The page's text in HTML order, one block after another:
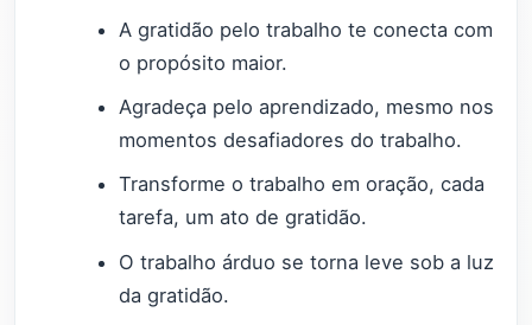
A gratidão pelo trabalho te conecta com
o propósito maior.
Agradeça pelo aprendizado, mesmo nos
momentos desafiadores do trabalho.
Transforme o trabalho em oração, cada
tarefa, um ato de gratidão.
O trabalho árduo se torna leve sob a luz
da gratidão.